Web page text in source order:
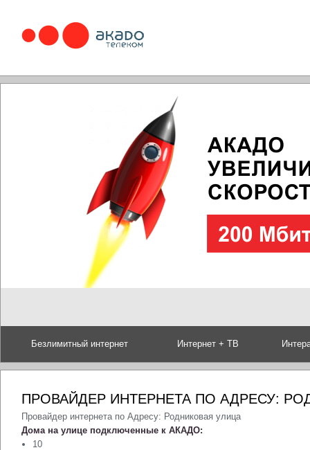
Безлимитный интернет Интернет + ТВ
ПРОВАЙДЕР ИНТЕРНЕТА ПО АДРЕСУ:
Провайдер интернета по Адресу: Родниковая улица
Дома на улице подключенные к АКАДО:
10